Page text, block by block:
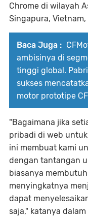
Chrome di wilayah
Singapura,
Baca Juga :
ambisinya di
tinggi global.
sukses
motor prototipe
"Bagaimana jika
pribadi di web
ini membuat kami
dengan tantangan
biasanya
menyingkatnya
dapat
saja," katanya